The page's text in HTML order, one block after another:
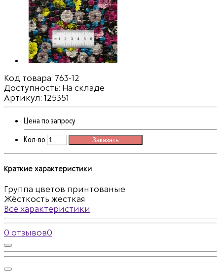
Код товара: 763-12
Доступность: На складе
Артикул: 125351
Цена по запросу
Кол-во
Заказать
Краткие характеристики
Группа цветов принтованые
Жёсткость жесткая
Все характеристики
0 отзывов0